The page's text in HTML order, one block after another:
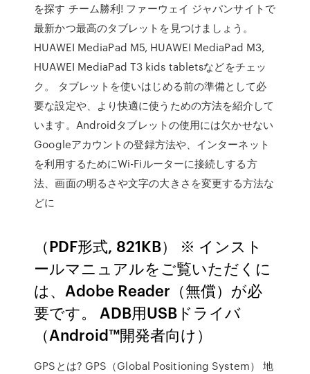
を探す チーム勝利! ファーウェイ ジャパンサイトで
最新かつ最高のタブレットを見つけましょう。
HUAWEI MediaPad M5, HUAWEI MediaPad M3,
HUAWEI MediaPad T3 kids tabletsなどをチェッ
ク。 タブレットを使いはじめる前の準備として必
要な設定や、より快適に使うための方法を紹介して
います。Androidタブレットの使用には欠かせない
Googleアカウントの登録方法や、インターネット
を利用するためにWi-Fiルーターに接続しする方
法、画面の明るさや文字の大きさを変更する方法な
どに
（PDF形式, 821KB） ※ インスト
ールマニュアルをご覧いただくに
は、Adobe Reader（無償）が必
要です。 ADB用USBドライバ
（Android™開発者向け）
GPSとは? GPS（Global Positioning System） 地